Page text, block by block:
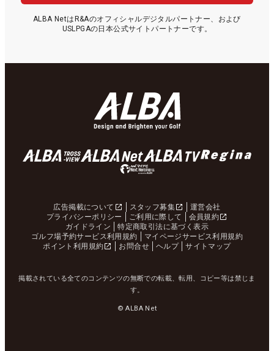
ALBA NetはR&Aのオフィシャルデジタルパートナー、および
USLPGAの日本公式サイトパートナーです。
広告掲載について スタッフ募集
運営会社
プライバシーポリシー
ご利用に際して
会員規約
ガイドライン
特定商取引法に基づく表示
ゴルフ場予約サービス利用規約
マイページサービス利用規約
ポイント利用規約
お問合せ ヘルプ サイトマップ
掲載されている全てのコンテンツの無断での転載、転用、コピー等は禁じま
す。
© ALBA Net